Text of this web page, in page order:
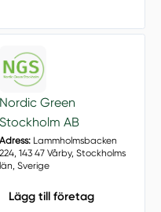
Nordic Green
Stockholm AB
Adress:Lammholmsbacken
224, 143 47 Vårby, Stockholms
län, Sverige
Lägg till företag